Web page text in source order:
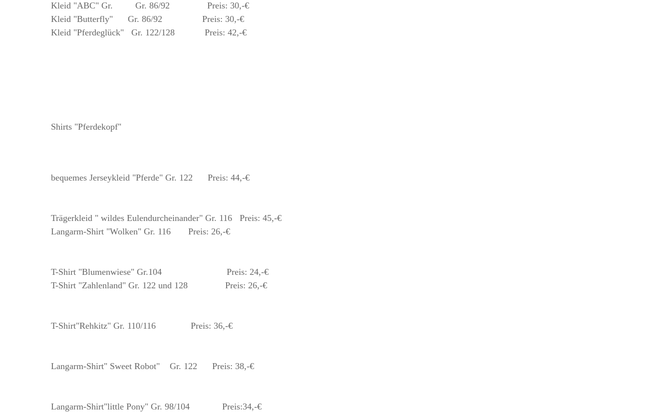
Kleid "ABC" Gr. Gr. 86/92 Preis: 30,-€
Kleid "Butterfly" Gr. 86/92 Preis: 30,-€
Kleid "Pferdeglück" Gr. 122/128 Preis: 42,-€
Shirts "Pferdekopf"
bequemes Jerseykleid "Pferde" Gr. 122 Preis: 44,-€
Trägerkleid " wildes Eulendurcheinander" Gr. 116 Preis: 45,-€
Langarm-Shirt "Wolken" Gr. 116 Preis: 26,-€
T-Shirt "Blumenwiese" Gr.104 Preis: 24,-€
T-Shirt "Zahlenland" Gr. 122 und 128 Preis: 26,-€
T-Shirt"Rehkitz" Gr. 110/116 Preis: 36,-€
Langarm-Shirt" Sweet Robot" Gr. 122 Preis: 38,-€
Langarm-Shirt"little Pony" Gr. 98/104 Preis:34,-€